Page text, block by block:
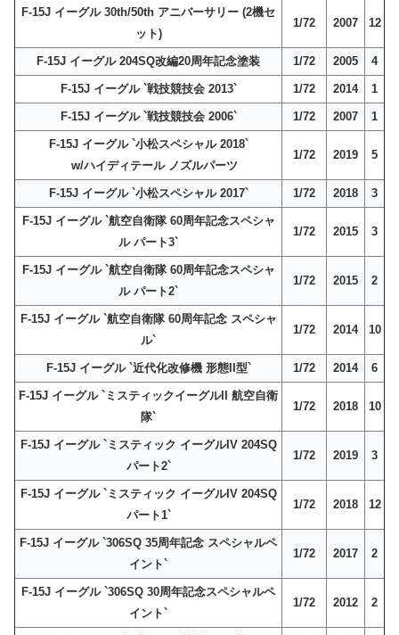
F-15J イーグル 30th/50th アニバーサリー (2機セ
ット)
1/72 2007 12
F-15J イーグル 204SQ改編20周年記念塗装 1/72 2005 4
F-15J イーグル `戦技競技会 2013` 1/72 2014 1
F-15J イーグル `戦技競技会 2006` 1/72 2007 1
F-15J イーグル `小松スペシャル 2018`
w/ハイディテール ノズルパーツ
1/72 2019 5
F-15J イーグル `小松スペシャル 2017` 1/72 2018 3
F-15J イーグル `航空自衛隊 60周年記念スペシャ
ル パート3`
1/72 2015 3
F-15J イーグル `航空自衛隊 60周年記念スペシャ
ル パート2`
1/72 2015 2
F-15J イーグル `航空自衛隊 60周年記念 スペシャ
ル`
1/72 2014 10
F-15J イーグル `近代化改修機 形態II型` 1/72 2014 6
F-15J イーグル `ミスティックイーグルII 航空自衛
隊`
1/72 2018 10
F-15J イーグル `ミスティック イーグルIV 204SQ
パート2`
1/72 2019 3
F-15J イーグル `ミスティック イーグルIV 204SQ
パート1`
1/72 2018 12
F-15J イーグル `306SQ 35周年記念 スペシャルペ
イント`
1/72 2017 2
F-15J イーグル `306SQ 30周年記念スペシャルペ
イント`
1/72 2012 2